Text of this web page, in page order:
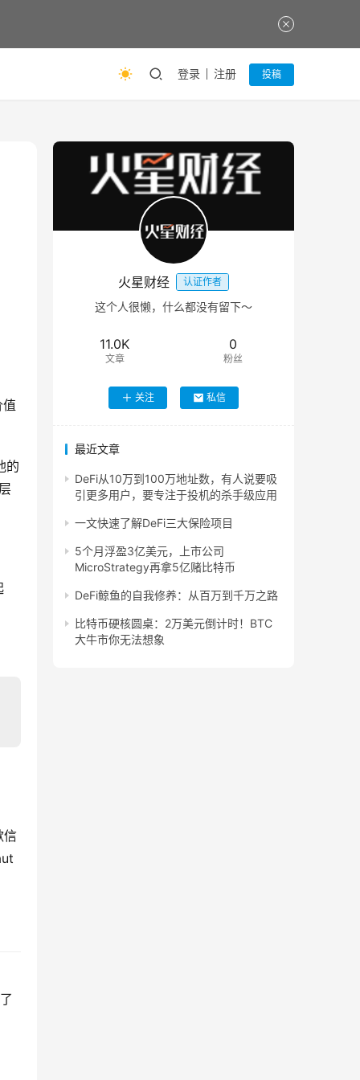
登录 注册 投稿
的
信
火星财经 认证作者
这个人很懒，什么都没有留下～
11.0K
文章
0
粉丝
关注 私信
最近文章
DeFi从10万到100万地址数，有人说要吸
引更多用户，要专注于投机的杀手级应用
一文快速了解DeFi三大保险项目
5个月浮盈3亿美元，上市公司
MicroStrategy再拿5亿赌比特币
DeFi鲸鱼的自我修养：从百万到千万之路
比特币硬核圆桌：2万美元倒计时！BTC
大牛市你无法想象